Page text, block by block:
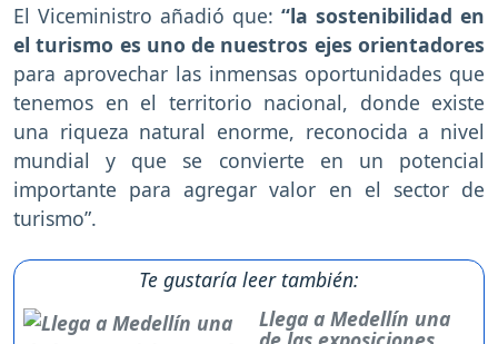
El Viceministro añadió que: “la sostenibilidad en
el turismo es uno de nuestros ejes orientadores
para aprovechar las inmensas oportunidades que
tenemos en el territorio nacional, donde existe
una riqueza natural enorme, reconocida a nivel
mundial y que se convierte en un potencial
importante para agregar valor en el sector de
turismo”.
Te gustaría leer también:
Llega a Medellín una